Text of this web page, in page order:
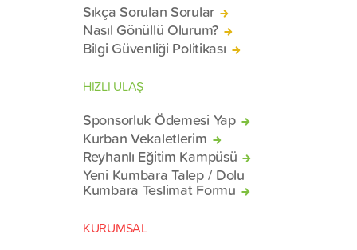
Sıkça Sorulan Sorular
Nasıl Gönüllü Olurum?
Bilgi Güvenliği Politikası
HIZLI ULAŞ
Sponsorluk Ödemesi Yap
Kurban Vekaletlerim
Reyhanlı Eğitim Kampüsü
Yeni Kumbara Talep / Dolu
Kumbara Teslimat Formu
KURUMSAL